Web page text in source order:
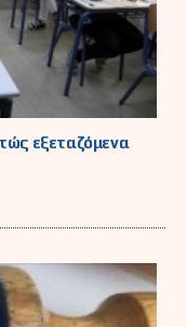
εξεταζόμενα